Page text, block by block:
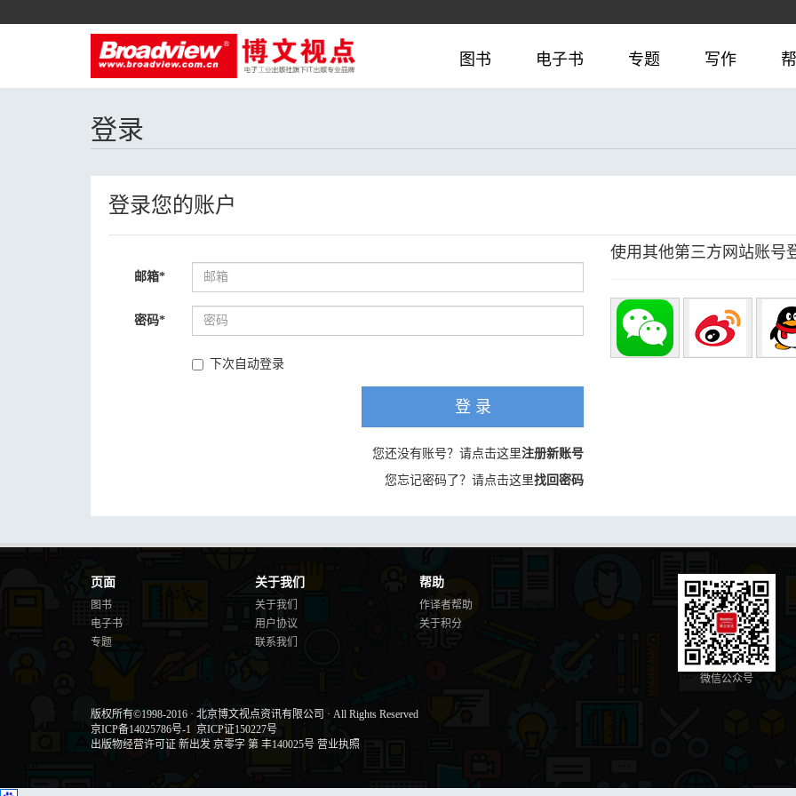
图书 电子书 专题 写作
登录
登录您的账户
邮箱*
密码*
下次自动登录
登 录
您还没有账号？请点击这里注册新账号
您忘记密码了？请点击这里找回密码
使用其他第三方网站账号
页面
图书
电子书
专题
关于我们
关于我们
用户协议
联系我们
帮助
作译者帮助
关于积分
微信公众号
版权所有©1998-2016 · 北京博文视点资讯有限公司 · All Rights Reserved
京ICP备14025786号-1 京ICP证150227号
出版物经营许可证 新出发 京零字 第 丰140025号 营业执照